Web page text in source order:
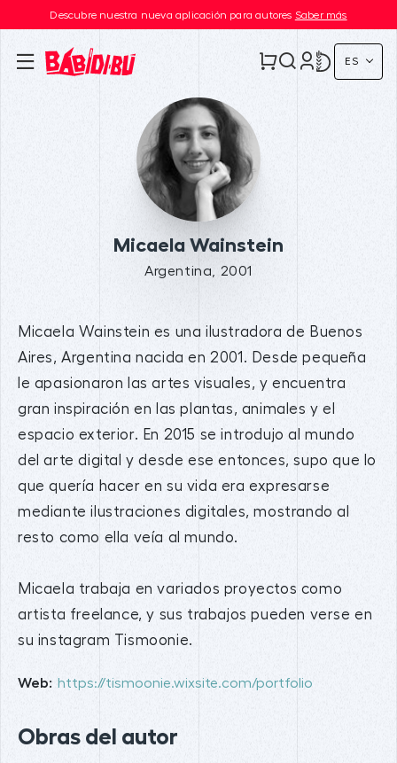
Descubre nuestra nueva aplicación para autores Saber más
ES
Micaela Wainstein
Argentina, 2001
Micaela Wainstein es una ilustradora de Buenos
Aires, Argentina nacida en 2001. Desde pequeña
le apasionaron las artes visuales, y encuentra
gran inspiración en las plantas, animales y el
espacio exterior. En 2015 se introdujo al mundo
del arte digital y desde ese entonces, supo que lo
que quería hacer en su vida era expresarse
mediante ilustraciones digitales, mostrando al
resto como ella veía al mundo.
Micaela trabaja en variados proyectos como
artista freelance, y sus trabajos pueden verse en
su instagram Tismoonie.
Web: https://tismoonie.wixsite.com/portfolio
Obras del autor